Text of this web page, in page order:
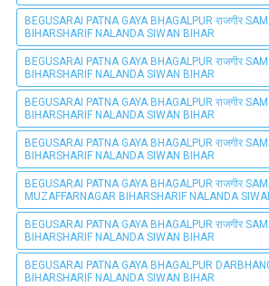
BEGUSARAI PATNA GAYA BHAGALPUR राजगीर
BIHARSHARIF NALANDA SIWAN BIHAR
BEGUSARAI PATNA GAYA BHAGALPUR राजगीर
BIHARSHARIF NALANDA SIWAN BIHAR
BEGUSARAI PATNA GAYA BHAGALPUR राजगीर
BIHARSHARIF NALANDA SIWAN BIHAR
BEGUSARAI PATNA GAYA BHAGALPUR राजगीर
BIHARSHARIF NALANDA SIWAN BIHAR
BEGUSARAI PATNA GAYA BHAGALPUR राजगीर
MUZAFFARNAGAR BIHARSHARIF NALANDA
BEGUSARAI PATNA GAYA BHAGALPUR राजगीर
BIHARSHARIF NALANDA SIWAN BIHAR
BEGUSARAI PATNA GAYA BHAGALPUR
BIHARSHARIF NALANDA SIWAN BIHAR